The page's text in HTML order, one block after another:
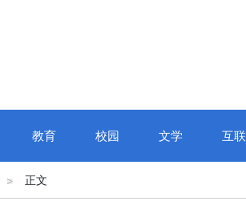
教育 校园 文学 互
正文